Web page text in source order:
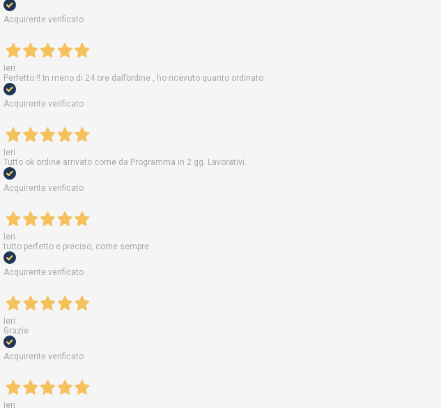
Acquirente verificato
Ieri
Perfetto !! In meno di 24 ore dall’ordine , ho ricevuto quanto ordinato
Acquirente verificato
Ieri
Tutto ok ordine arrivato come da Programma in 2 gg. Lavorativi.
Acquirente verificato
Ieri
tutto perfetto e preciso, come sempre
Acquirente verificato
Ieri
Grazie
Acquirente verificato
Ieri